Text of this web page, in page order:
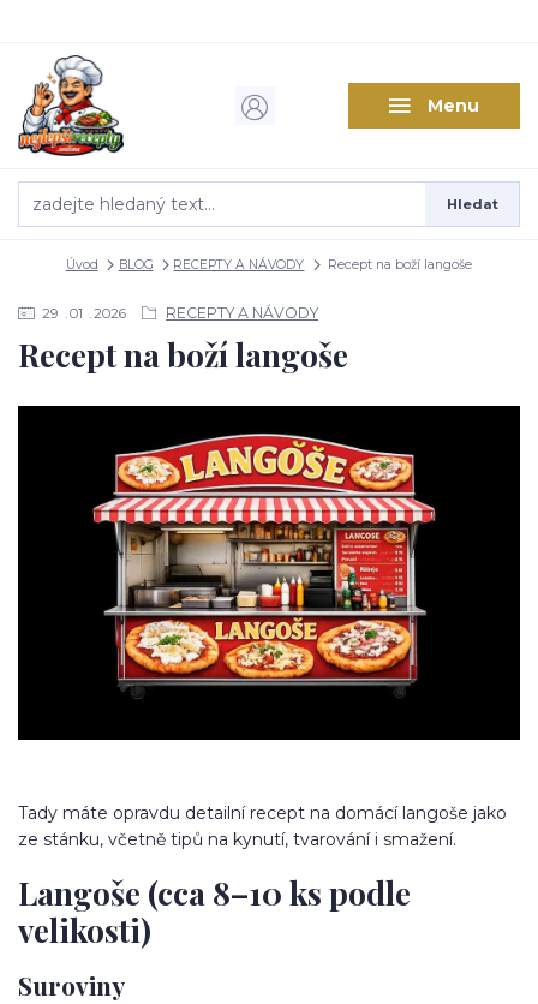
Menu
Hledat
Úvod BLOG RECEPTY A NÁVODY Recept na boží langoše
29 01 2026 RECEPTY A NÁVODY
Recept na boží langoše
Tady máte opravdu detailní recept na domácí langoše jako
ze stánku, včetně tipů na kynutí, tvarování i smažení.
Langoše (cca 8–10 ks podle
velikosti)
Suroviny